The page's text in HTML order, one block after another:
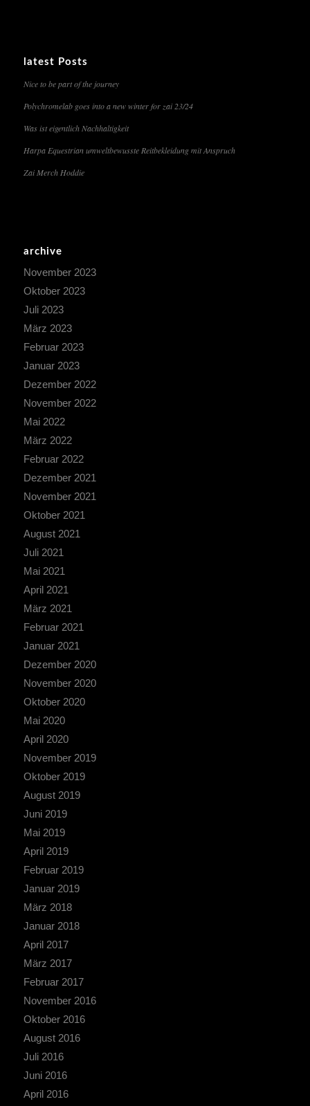
latest Posts
Nice to be part of the journey
Polychromelab goes into a new winter for zai 23/24
Was ist eigentlich Nachhaltigkeit
Harpa Equestrian umweltbewusste Reitbekleidung mit Anspruch
Zai Merch Hoddie
archive
November 2023
Oktober 2023
Juli 2023
März 2023
Februar 2023
Januar 2023
Dezember 2022
November 2022
Mai 2022
März 2022
Februar 2022
Dezember 2021
November 2021
Oktober 2021
August 2021
Juli 2021
Mai 2021
April 2021
März 2021
Februar 2021
Januar 2021
Dezember 2020
November 2020
Oktober 2020
Mai 2020
April 2020
November 2019
Oktober 2019
August 2019
Juni 2019
Mai 2019
April 2019
Februar 2019
Januar 2019
März 2018
Januar 2018
April 2017
März 2017
Februar 2017
November 2016
Oktober 2016
August 2016
Juli 2016
Juni 2016
April 2016